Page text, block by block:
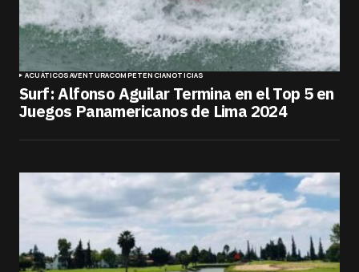
ACUÁTICOSAVENTURACOMPETENCIANOTICIAS
Surf: Alfonso Aguilar Termina en el Top 5 en
Juegos Panamericanos de Lima 2024